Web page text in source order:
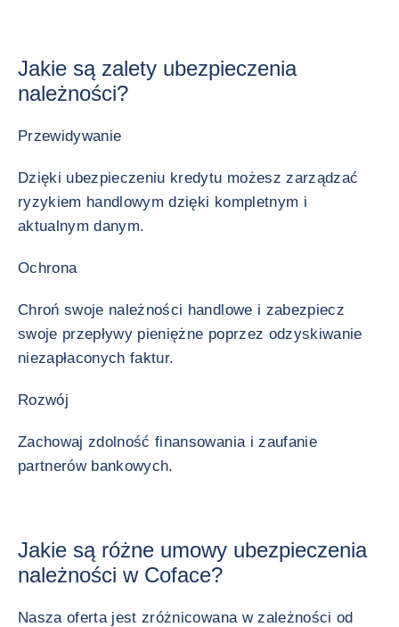
Jakie są zalety ubezpieczenia
należności?
Przewidywanie
Dzięki ubezpieczeniu kredytu możesz zarządzać
ryzykiem handlowym dzięki kompletnym i
aktualnym danym.
Ochrona
Chroń swoje należności handlowe i zabezpiecz
swoje przepływy pieniężne poprzez odzyskiwanie
niezapłaconych faktur.
Rozwój
Zachowaj zdolność finansowania i zaufanie
partnerów bankowych.
Jakie są różne umowy ubezpieczenia
należności w Coface?
Nasza oferta jest zróżnicowana w zależności od